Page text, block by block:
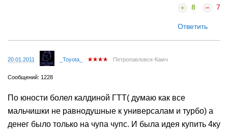
8 7
Ответить
20.01.2011 _Toyota_ Петропавловск-Камч
Сообщений: 1228
По юности болел калдиной ГТТ( думаю как все
мальчишки не равнодушные к универсалам и турбо) а
денег было только на чупа чупс. И была идея купить 4ку